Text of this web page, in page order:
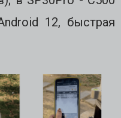
12, быстрая